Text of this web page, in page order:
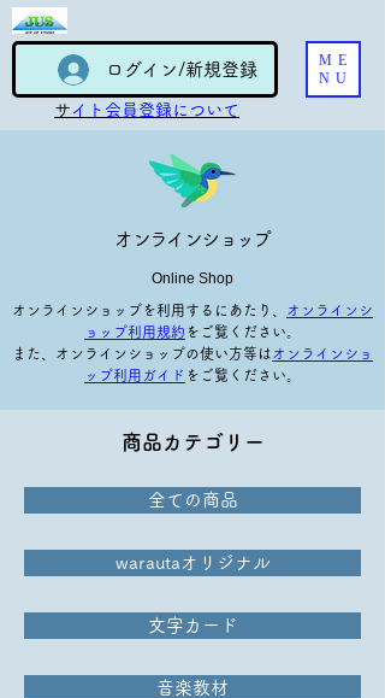
ME
NU
​ サイト会員登録について
ログイン/新規登録
オンラインショップ
Online Shop
オンラインショップを利用するにあたり、
オンラインシ
ョップ利用規約 をご覧ください。
​また、オンラインショップの使い方等は オンラインショ
ップ利用ガイド をご覧ください。
商品カテゴリー
全ての商品
warautaオリジナル
文字カード
音楽教材